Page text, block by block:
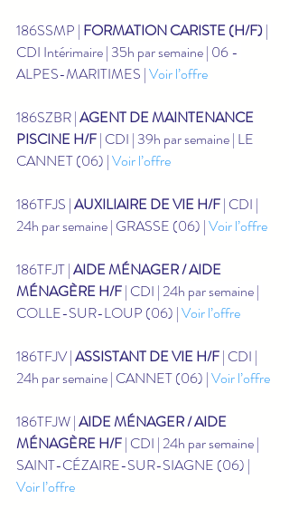
186SSMP | FORMATION CARISTE (H/F) |
CDI Intérimaire | 35h par semaine | 06 -
ALPES-MARITIMES | Voir l’offre
186SZBR | AGENT DE MAINTENANCE
PISCINE H/F | CDI | 39h par semaine | LE
CANNET (06) | Voir l’offre
186TFJS | AUXILIAIRE DE VIE H/F | CDI |
24h par semaine | GRASSE (06) | Voir l’offre
186TFJT | AIDE MÉNAGER / AIDE
MÉNAGÈRE H/F | CDI | 24h par semaine |
COLLE-SUR-LOUP (06) | Voir l’offre
186TFJV | ASSISTANT DE VIE H/F | CDI |
24h par semaine | CANNET (06) | Voir l’offre
186TFJW | AIDE MÉNAGER / AIDE
MÉNAGÈRE H/F | CDI | 24h par semaine |
SAINT-CÉZAIRE-SUR-SIAGNE (06) |
Voir l’offre